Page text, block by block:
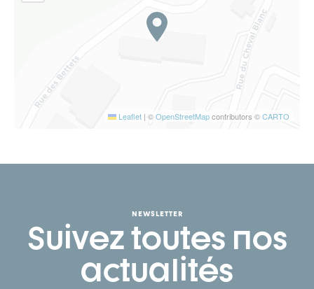
Leaflet | ©OpenStreetMapcontributors ©CARTO
NEWSLETTER
Suivez toutes nos
actualités